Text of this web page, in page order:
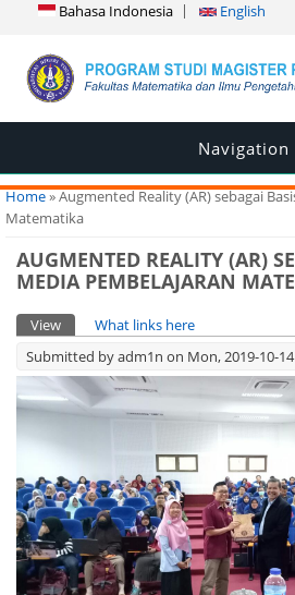
Bahasa Indonesia English
Navigation
You are here
Home» Augmented Reality (AR) sebagai
Matematika
AUGMENTED REALITY (AR)
MEDIA PEMBELAJARAN
Primary tabs
View (active tab)
What links here
Submitted byadm1n on Mon, 2019-10-